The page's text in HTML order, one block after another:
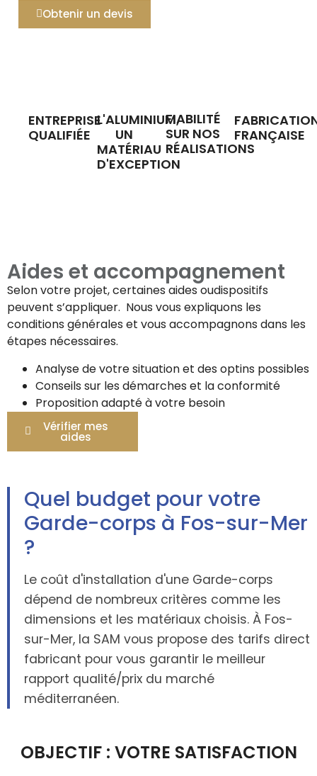
Obtenir un devis
ENTREPRISE
QUALIFIÉE
L'ALUMINIUM,
UN
MATÉRIAU
D'EXCEPTION
FIABILITÉ
SUR NOS
RÉALISATIONS
FRANÇAISE
Aides et accompagnement
Selon votre projet, certaines aides oudispositifs
peuvent s’appliquer. Nous vous expliquons les
conditions générales et vous accompagnons dans les
étapes nécessaires.
Analyse de votre situation et des optins possibles
Conseils sur les démarches et la conformité
Proposition adapté à votre besoin
Vérifier mes
aides
Quel budget pour votre
Garde-corps à Fos-sur-Mer
?
Le coût d'installation d'une Garde-corps
dépend de nombreux critères comme les
dimensions et les matériaux choisis. À Fos-
sur-Mer, la SAM vous propose des tarifs direct
fabricant pour vous garantir le meilleur
rapport qualité/prix du marché
méditerranéen.
OBJECTIF : VOTRE SATISFACTION